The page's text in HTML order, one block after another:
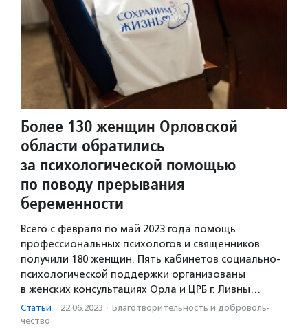
Более 130 женщин Орловской
области обратились
за психологической помощью
по поводу прерывания
беременности
Всего с февраля по май 2023 года помощь
профессиональных психологов и священников
получили 180 женщин. Пять кабинетов социально-
психологической поддержки организованы
в женских консультациях Орла и ЦРБ г. Ливны…
Статьи · 22.06.2023 · Благотвори­тель­ность и доброволь­
чест­во